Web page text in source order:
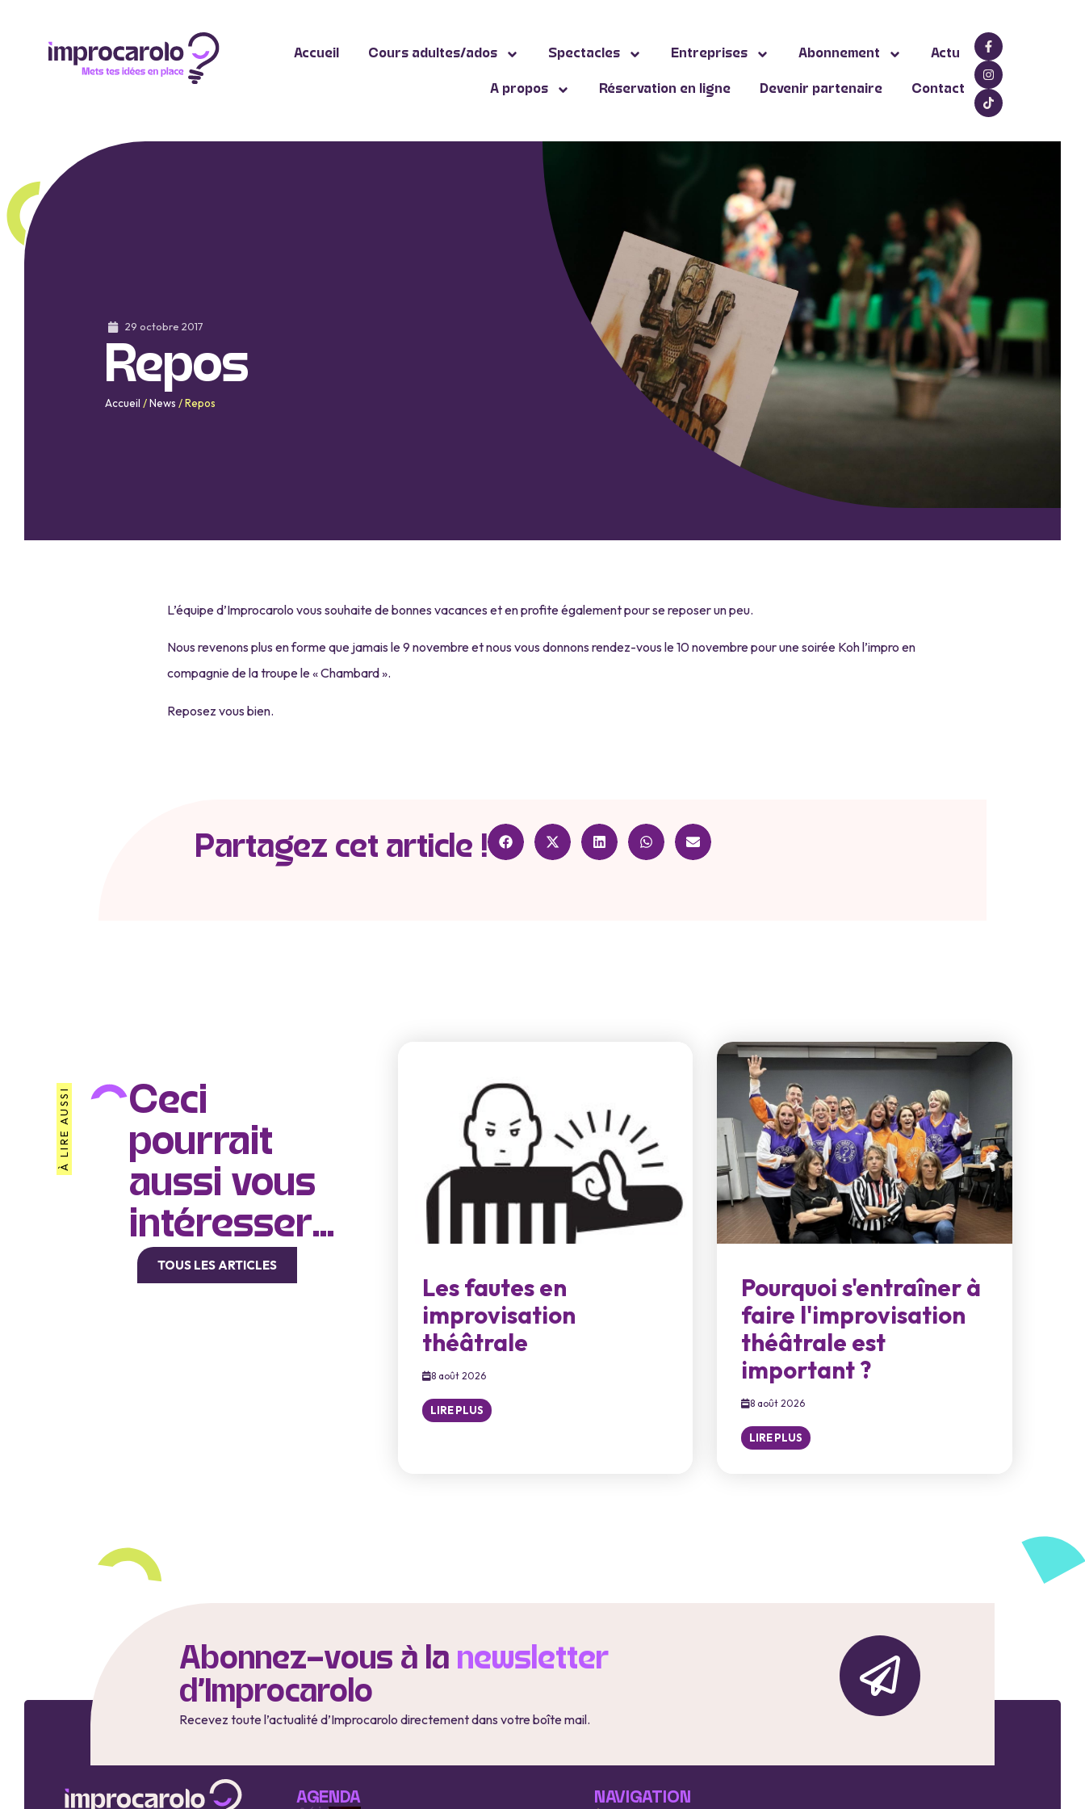
Accueil Cours adultes/ados Spectacles Entreprises Abonnement Actu
A propos Réservation en ligne Devenir partenaire Contact
29 octobre 2017
Repos
Accueil /News /Repos
L’équipe d’Improcarolo vous souhaite de bonnes vacances et en profite également pour se reposer un peu.
Nous revenons plus en forme que jamais le 9 novembre et nous vous donnons rendez-vous le 10 novembre pour une soirée Koh l’impro en
compagnie de la troupe le « Chambard ».
Reposez vous bien.
Partagez cet article !
À LIRE AUSSI
Ceci
pourrait
aussi vous
intéresser...
TOUS LES ARTICLES
Les fautes en
improvisation
théâtrale
8 août 2026
LIRE PLUS
Pourquoi s'entraîner à
faire l'improvisation
théâtrale est
important ?
8 août 2026
LIRE PLUS
Abonnez-vous à la newsletter
d'Improcarolo
Recevez toute l’actualité d’Improcarolo directement dans votre boîte mail.
AGENDA NAVIGATION